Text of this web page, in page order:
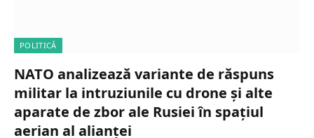
POLITICĂ
NATO analizează variante de răspuns
militar la intruziunile cu drone și alte
aparate de zbor ale Rusiei în spațiul
aerian al alianței